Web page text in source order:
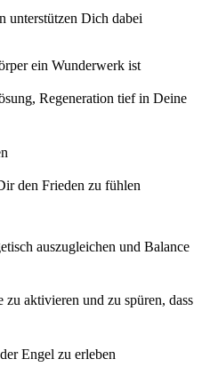
unterstützen Dich dabei
ein Wunderwerk ist
Regeneration tief in Deine
den Frieden zu fühlen
auszugleichen und Balance
zu aktivieren und zu spüren, dass
Engel zu erleben